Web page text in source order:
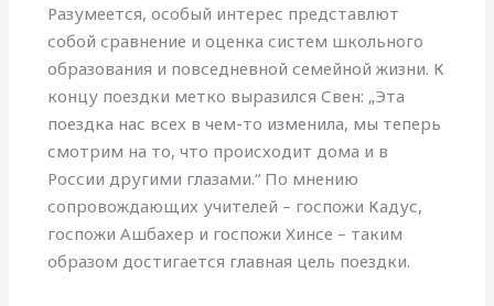
Разумеется, особый интерес представлют
собой сравнение и оценка систем школьного
образования и повседневной семейной жизни. К
концу поездки метко выразился Свен: „Эта
поездка нас всех в чем-то изменила, мы теперь
смотрим на то, что происходит дома и в
России другими глазами.“ По мнению
сопровождающих учителей – госпожи Кадус,
госпожи Ашбахер и госпожи Хинсе – таким
образом достигается главная цель поездки.